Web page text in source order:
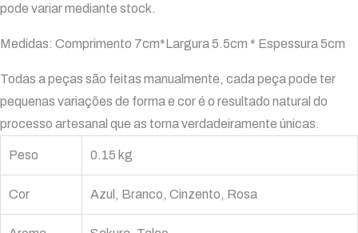
pode variar mediante stock.
Medidas: Comprimento 7cm*Largura 5.5cm * Espessura 5cm
Todas a peças são feitas manualmente, cada peça pode ter
pequenas variações de forma e cor é o resultado natural do
processo artesanal que as torna verdadeiramente únicas.
Peso 0.15 kg
Cor Azul, Branco, Cinzento, Rosa